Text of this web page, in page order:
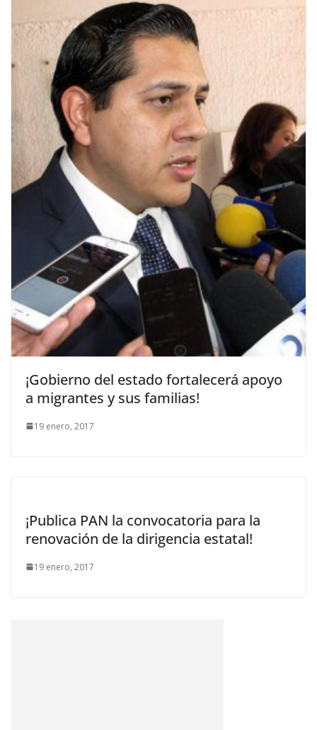
¡Gobierno del estado fortalecerá apoyo
a migrantes y sus familias!
19 enero, 2017
¡Publica PAN la convocatoria para la
renovación de la dirigencia estatal!
19 enero, 2017